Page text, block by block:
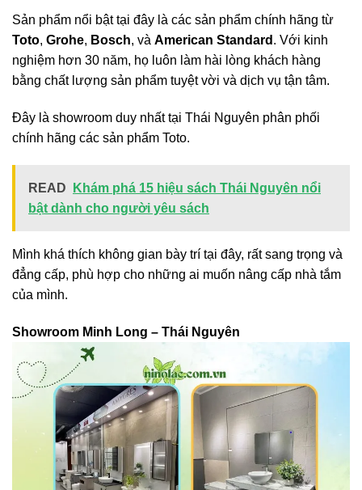
Sản phẩm nổi bật tại đây là các sản phẩm chính hãng từ
Toto, Grohe, Bosch, và American Standard . Với kinh
nghiệm hơn 30 năm, họ luôn làm hài lòng khách hàng
bằng chất lượng sản phẩm tuyệt vời và dịch vụ tận tâm.
Đây là showroom duy nhất tại Thái Nguyên phân phối
chính hãng các sản phẩm Toto.
READ
Khám phá 15 hiệu sách Thái Nguyên nổi
bật dành cho người yêu sách
Mình khá thích không gian bày trí tại đây, rất sang trọng và
đẳng cấp, phù hợp cho những ai muốn nâng cấp nhà tắm
của mình.
Showroom Minh Long – Thái Nguyên